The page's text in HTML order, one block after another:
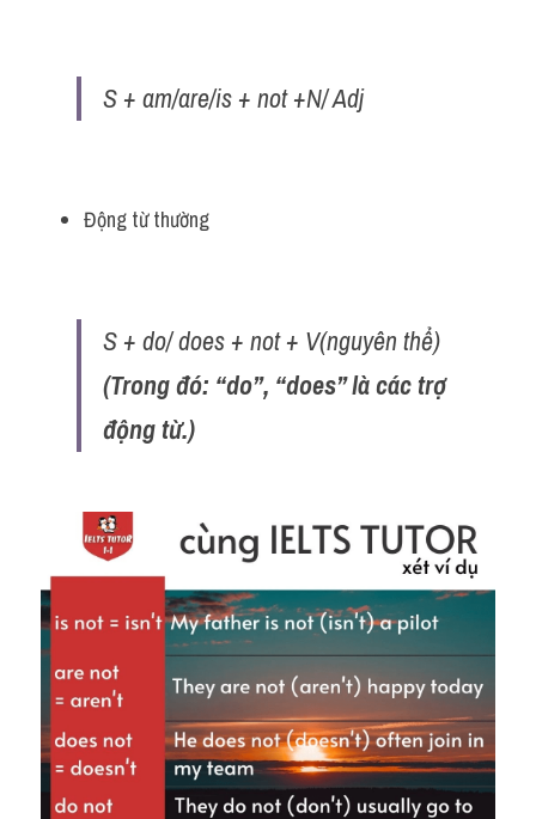
S + am/are/is + not +N/ Adj
Động từ thường
S + do/ does + not + V(nguyên thể)
(Trong đó: “do”, “does” là các trợ
động từ.)